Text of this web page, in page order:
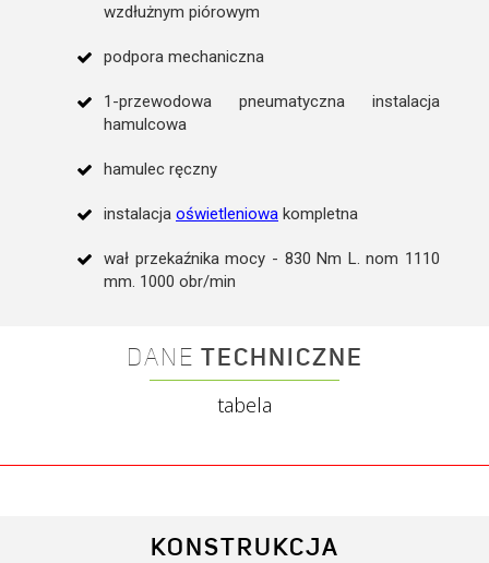
wzdłużnym piórowym
podpora mechaniczna
1-przewodowa pneumatyczna instalacja
hamulcowa
hamulec ręczny
instalacja oświetleniowa kompletna
wał przekaźnika mocy - 830 Nm L. nom 1110
mm. 1000 obr/min
DANE TECHNICZNE
tabela
Typ adaptera
KONSTRUKCJA